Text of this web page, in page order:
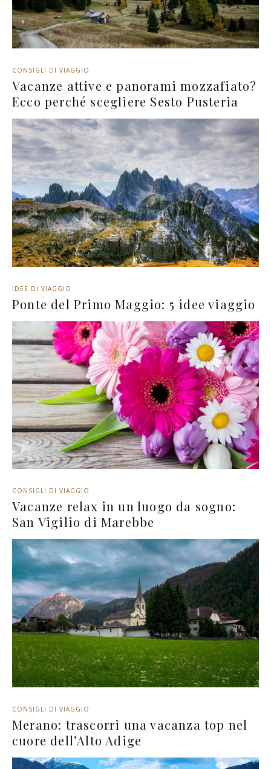
CONSIGLI DI VIAGGIO
Vacanze attive e panorami mozzafiato?
Ecco perché scegliere Sesto Pusteria
IDEE DI VIAGGIO
Ponte del Primo Maggio: 5 idee viaggio
CONSIGLI DI VIAGGIO
Vacanze relax in un luogo da sogno:
San Vigilio di Marebbe
CONSIGLI DI VIAGGIO
Merano: trascorri una vacanza top nel
cuore dell’Alto Adige